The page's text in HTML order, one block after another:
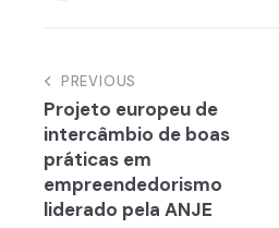
Navegação
de
artigos
PREVIOUS
Projeto europeu de
intercâmbio de boas
práticas em
empreendedorismo
liderado pela ANJE